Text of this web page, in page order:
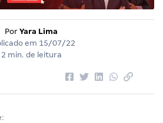
Por Yara Lima
em 15/07/22
2 min. de leitura